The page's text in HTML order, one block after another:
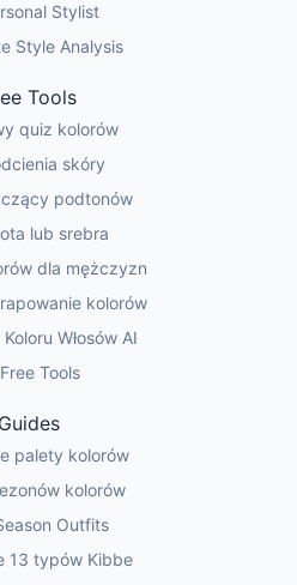
Stylist
Style Analysis
Tools
quiz kolorów
skóry
podtonów
lub srebra
dla mężczyzn
kolorów
Włosów AI
Tools
Guides
palety kolorów
kolorów
Outfits
13 typów Kibbe